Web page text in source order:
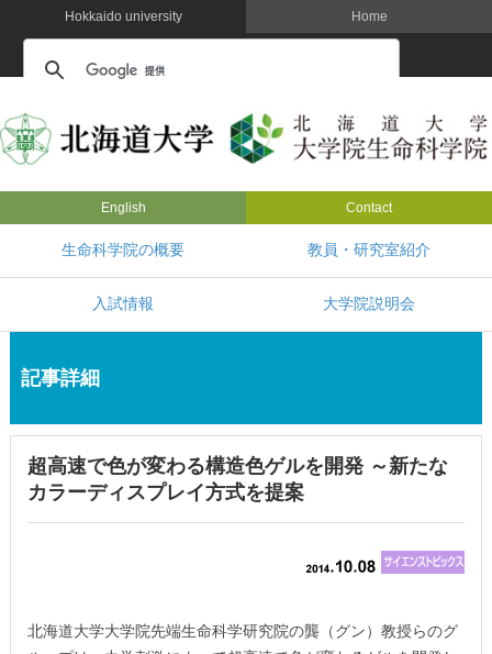
Hokkaido university Home
English Contact
生命科学院の概要 教員・研究室紹介
入試情報 大学院説明会
記事詳細
超高速で色が変わる構造色ゲルを開発 ～新たな
カラーディスプレイ方式を提案
北海道大学大学院先端生命科学研究院の龔（グン）教授らのグ